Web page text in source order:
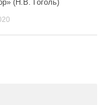
(Н.В. Гоголь)